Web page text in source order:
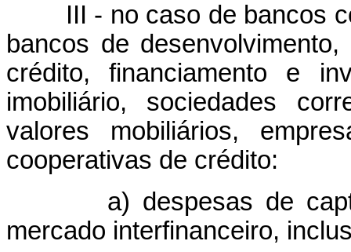
III - no caso de bancos
bancos de
crédito, financiamento e
imobiliário, sociedades
valores mobiliários,
cooperativas de crédito:
a) despesas de
mercado interfinanceiro,